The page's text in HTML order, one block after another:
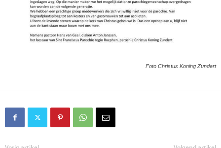
Foto Christus Koning Zundert